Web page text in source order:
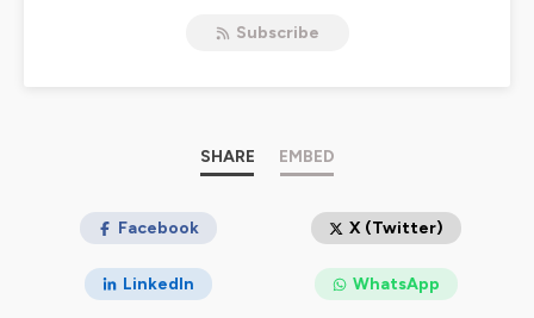
que si aujourd’hui beaucoup de femmes vivent la
partagent leurs expériences et leurs parcours
pour une maternité plus apaisée, plus joyeuse, et moins
confidentialite
pour plus d'informations.
Subscribe
SHARE EMBED
Facebook X (Twitter)
LinkedIn WhatsApp